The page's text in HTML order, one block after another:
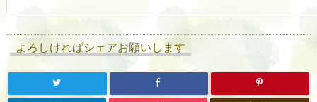
よろしければシェアお願いします